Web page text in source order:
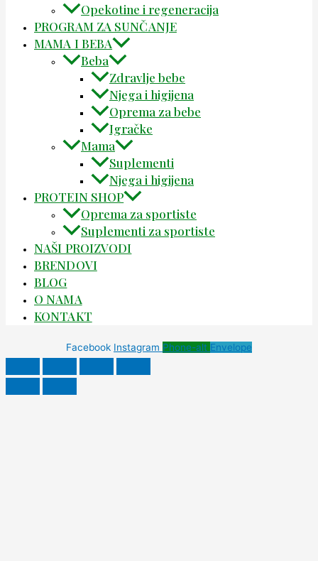
Opekotine i regeneracija
PROGRAM ZA SUNČANJE
MAMA I BEBA
Beba
Zdravlje bebe
Njega i higijena
Oprema za bebe
Igračke
Mama
Suplementi
Njega i higijena
PROTEIN SHOP
Oprema za sportiste
Suplementi za sportiste
NAŠI PROIZVODI
BRENDOVI
BLOG
O NAMA
KONTAKT
Facebook Instagram Phone-alt Envelope